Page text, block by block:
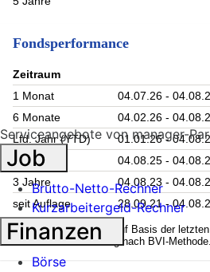
Fondsperformance
Zeitraum
1 Monat 04.07.26 -
6 Monate
04.02.26 -
Lfd. Jahr (YTD)
01.01.26 -
1 Jahr
04.08.25 -
3 Jahre
04.08.23 -
seit Auflage
28.09.21 -
1Kennzahlen werden auf Basis der
berechnet. Berechnung nach BVI-Methode.
Serviceangebote von manager-
Job
Brutto-Netto-Rechner
Kurzarbeitergeld-Rechner
Finanzen
Börse